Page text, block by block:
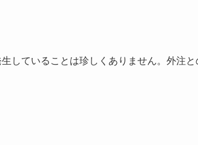
していることは珍しくありません。外注と